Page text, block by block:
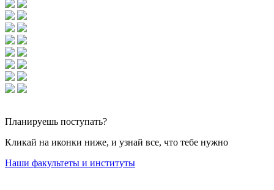
Планируешь поступать?
Кликай на иконки ниже, и узнай все, что тебе нужно
Наши факультеты и институты